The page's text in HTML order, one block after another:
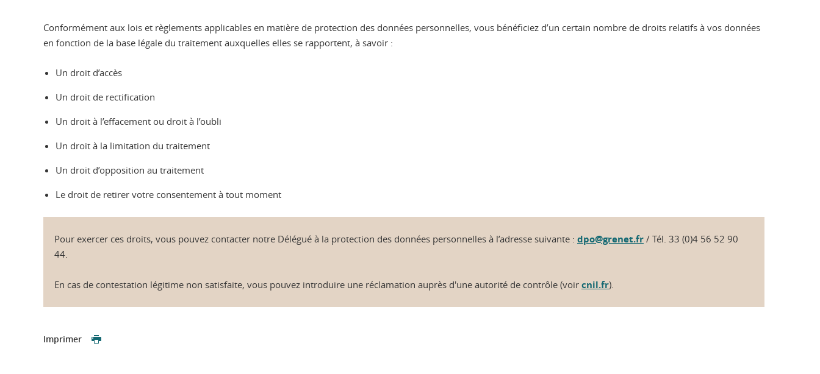
Conformément aux lois et règlements applicables en matière de protection des données personnelles, vous bénéficiez d’un certain nombre de droits relatifs à vos données
en fonction de la base légale du traitement auxquelles elles se rapportent, à savoir :
Un droit d’accès
Un droit de rectification
Un droit à l’effacement ou droit à l’oubli
Un droit à la limitation du traitement
Un droit d’opposition au traitement
Le droit de retirer votre consentement à tout moment
Pour exercer ces droits, vous pouvez contacter notre Délégué à la protection des données personnelles à l’adresse suivante : dpo@grenet.fr / Tél. 33 (0)4 56 52 90
44.
En cas de contestation légitime non satisfaite, vous pouvez introduire une réclamation auprès d'une autorité de contrôle (voir cnil.fr).
Imprimer